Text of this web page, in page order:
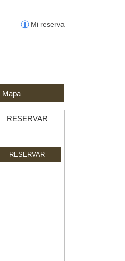
Mi reserva
Mapa
RESERVAR